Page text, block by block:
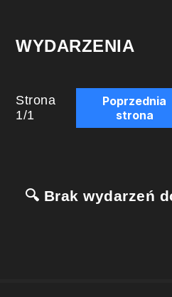
WYDARZENIA
Strona
1/1
Poprzednia
strona
🔍 Brak wydarzeń